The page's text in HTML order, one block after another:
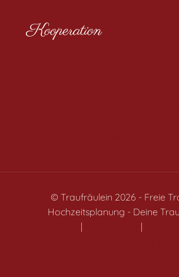
Kooperation
© Traufräulein 2026 - Freie
Hochzeitsplanung - Deine
| |